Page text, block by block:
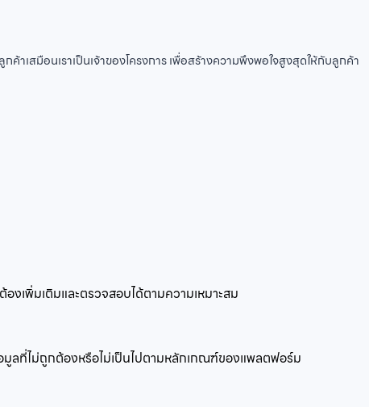
เสมือนเราเป็นเจ้าของโครงการ เพื่อสร้างความพึงพอใจสูงสุดให้กับลูกค้า
เพิ่มเติมและตรวจสอบได้ตามความเหมาะสม
ลที่ไม่ถูกต้องหรือไม่เป็นไปตามหลักเกณฑ์ของแพลตฟอร์ม